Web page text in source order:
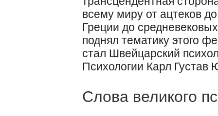
всему миру от ацтеков
Греции до
поднял тематику этого
стал Швейцарский
Психологии Карл Густав
Слова великого